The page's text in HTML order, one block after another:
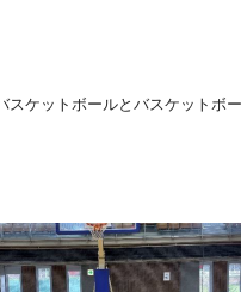
ケットボールとバスケットボ